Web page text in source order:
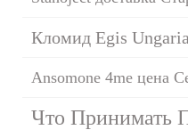
Кломид Egis
Ansomone 4me цена
Что Принимать